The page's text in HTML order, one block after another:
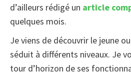
d’ailleurs rédigé un article
quelques mois.
Je viens de découvrir le jeune
séduit à différents niveaux. Je
tour d’horizon de ses